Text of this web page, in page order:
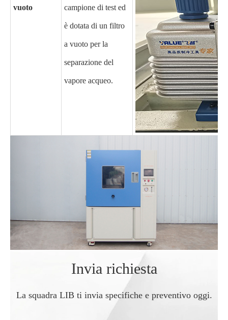
vuoto campione di test ed
è dotata di un filtro
a vuoto per la
separazione del
vapore acqueo.
Invia richiesta
La squadra LIB ti invia specifiche e preventivo oggi.